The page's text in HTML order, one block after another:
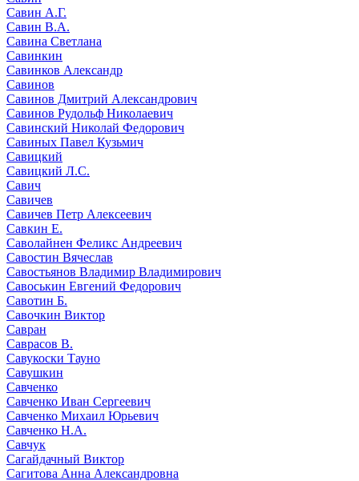
Савин А.Г.
Савин В.А.
Савина Светлана
Савинкин
Савинков Александр
Савинов
Савинов Дмитрий Александрович
Савинов Рудольф Николаевич
Савинский Николай Федорович
Савиных Павел Кузьмич
Савицкий
Савицкий Л.С.
Савич
Савичев
Савичев Петр Алексеевич
Савкин Е.
Саволайнен Феликс Андреевич
Савостин Вячеслав
Савостьянов Владимир Владимирович
Савоськин Евгений Федорович
Савотин Б.
Савочкин Виктор
Савран
Саврасов В.
Савукоски Тауно
Савушкин
Савченко
Савченко Иван Сергеевич
Савченко Михаил Юрьевич
Савченко Н.А.
Савчук
Сагайдачный Виктор
Сагитова Анна Александровна